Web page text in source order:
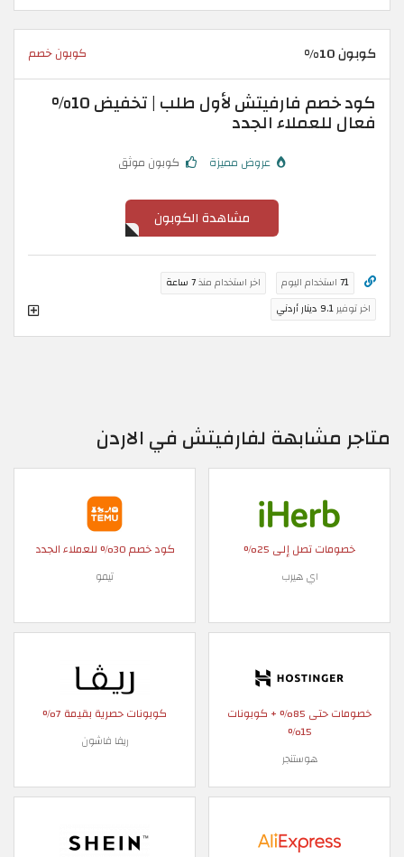
كوبون 10% كوبون خصم
كود خصم فارفيتش لأول طلب | تخفيض 10%
فعال للعملاء الجدد
عروض مميزة كوبون موثق
مشاهدة الكوبون
71 استخدام اليوم اخر استخدام منذ7 ساعة
اخر توفير9.1 دينار أردني
متاجر مشابهة لفارفيتش في الاردن
خصومات تصل إلى 25%
اي هيرب
كود خصم 30% للعملاء الجدد
تيمو
خصومات حتى 85% + كوبونات
15%
هوستنجر
كوبونات حصرية بقيمة 7%
ريفا فاشون